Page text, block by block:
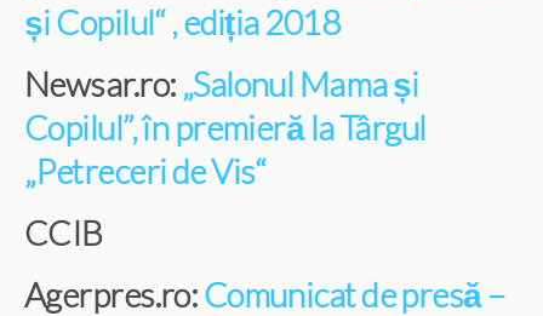
și Copilul“ , ediția 2018
Newsar.ro: „Salonul Mama și
Copilul”, în premieră la Târgul
„Petreceri de Vis“
CCIB
Agerpres.ro:Comunicat de presă –